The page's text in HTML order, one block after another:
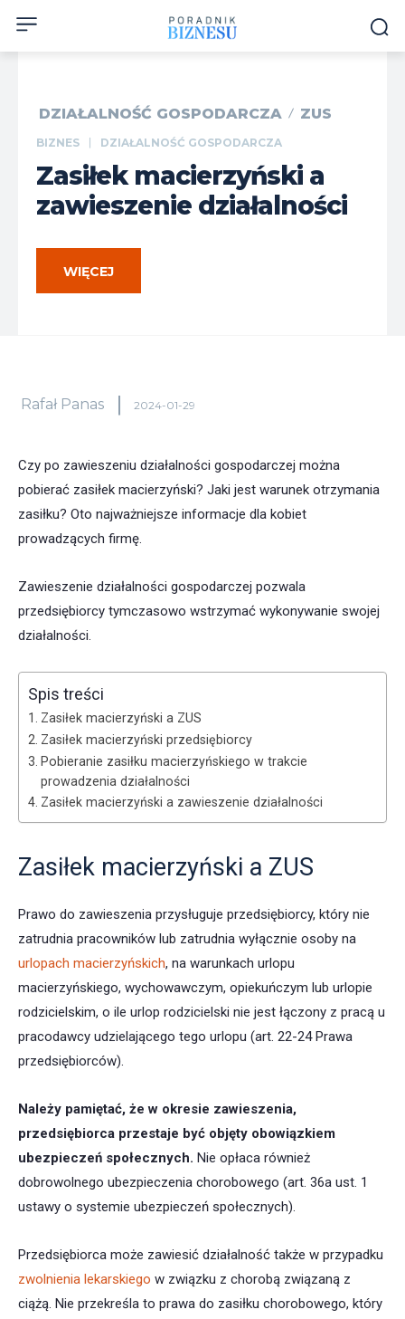
DZIAŁALNOŚĆ GOSPODARCZA ZUS
BIZNES DZIAŁALNOŚĆ GOSPODARCZA
Zasiłek macierzyński a
zawieszenie działalności
WIĘCEJ
Rafał Panas 2024-01-29
Czy po zawieszeniu działalności gospodarczej można
pobierać zasiłek macierzyński? Jaki jest warunek otrzymania
zasiłku? Oto najważniejsze informacje dla kobiet
prowadzących firmę.
Zawieszenie działalności gospodarczej pozwala
przedsiębiorcy tymczasowo wstrzymać wykonywanie swojej
działalności.
Spis treści
Zasiłek macierzyński a ZUS
Zasiłek macierzyński przedsiębiorcy
Pobieranie zasiłku macierzyńskiego w trakcie
prowadzenia działalności
Zasiłek macierzyński a zawieszenie działalności
Zasiłek macierzyński a ZUS
Prawo do zawieszenia przysługuje przedsiębiorcy, który nie
zatrudnia pracowników lub zatrudnia wyłącznie osoby na
urlopach macierzyńskich, na warunkach urlopu
macierzyńskiego, wychowawczym, opiekuńczym lub urlopie
rodzicielskim, o ile urlop rodzicielski nie jest łączony z pracą u
pracodawcy udzielającego tego urlopu (art. 22-24 Prawa
przedsiębiorców).
Należy pamiętać, że w okresie zawieszenia,
przedsiębiorca przestaje być objęty obowiązkiem
ubezpieczeń społecznych. Nie opłaca również
dobrowolnego ubezpieczenia chorobowego (art. 36a ust. 1
ustawy o systemie ubezpieczeń społecznych).
Przedsiębiorca może zawiesić działalność także w przypadku
zwolnienia lekarskiego w związku z chorobą związaną z
ciążą. Nie przekreśla to prawa do zasiłku chorobowego, który